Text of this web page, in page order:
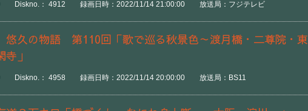
Diskno.： 4912 録画日時：2022/11/14 21:00:00 放送局：フジテレビ
久の物語 第110回「歌で巡る秋景色～渡月橋・二尊院・東
」
Diskno.： 4958 録画日時：2022/11/14 20:00:00 放送局：BS11